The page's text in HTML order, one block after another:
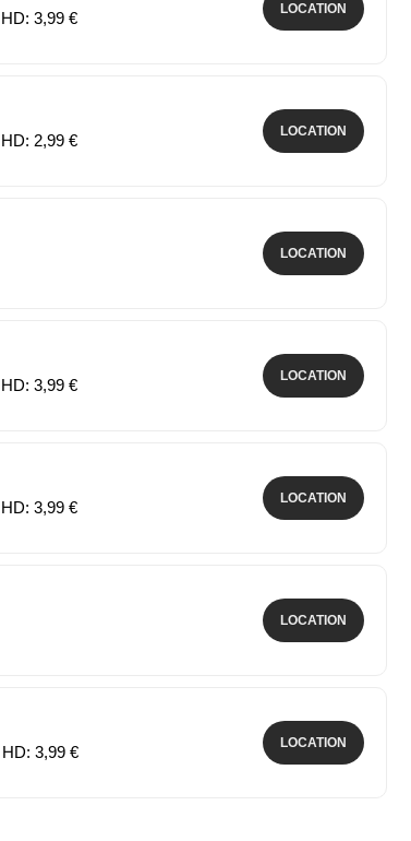
3,99 €
LOCATION
2,99 €
LOCATION
LOCATION
3,99 €
LOCATION
3,99 €
LOCATION
LOCATION
3,99 €
LOCATION